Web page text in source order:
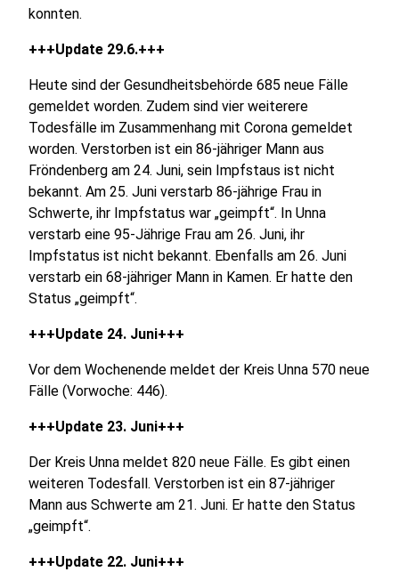
konnten.
+++Update 29.6.+++
Heute sind der Gesundheitsbehörde 685 neue Fälle
gemeldet worden. Zudem sind vier weiterere
Todesfälle im Zusammenhang mit Corona gemeldet
worden. Verstorben ist ein 86-jähriger Mann aus
Fröndenberg am 24. Juni, sein Impfstaus ist nicht
bekannt. Am 25. Juni verstarb 86-jährige Frau in
Schwerte, ihr Impfstatus war „geimpft“. In Unna
verstarb eine 95-Jährige Frau am 26. Juni, ihr
Impfstatus ist nicht bekannt. Ebenfalls am 26. Juni
verstarb ein 68-jähriger Mann in Kamen. Er hatte den
Status „geimpft“.
+++Update 24. Juni+++
Vor dem Wochenende meldet der Kreis Unna 570 neue
Fälle (Vorwoche: 446).
+++Update 23. Juni+++
Der Kreis Unna meldet 820 neue Fälle. Es gibt einen
weiteren Todesfall. Verstorben ist ein 87-jähriger
Mann aus Schwerte am 21. Juni. Er hatte den Status
„geimpft“.
+++Update 22. Juni+++